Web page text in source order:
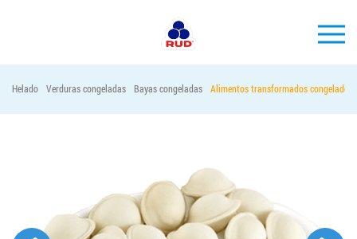
EMPRESA
Horeca
Contactos
Helado Verduras congeladas Bayas congeladas Alimentos transformados congelados